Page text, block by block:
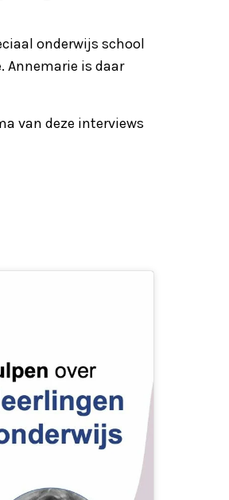
onderwijs school
Annemarie is daar
van deze interviews